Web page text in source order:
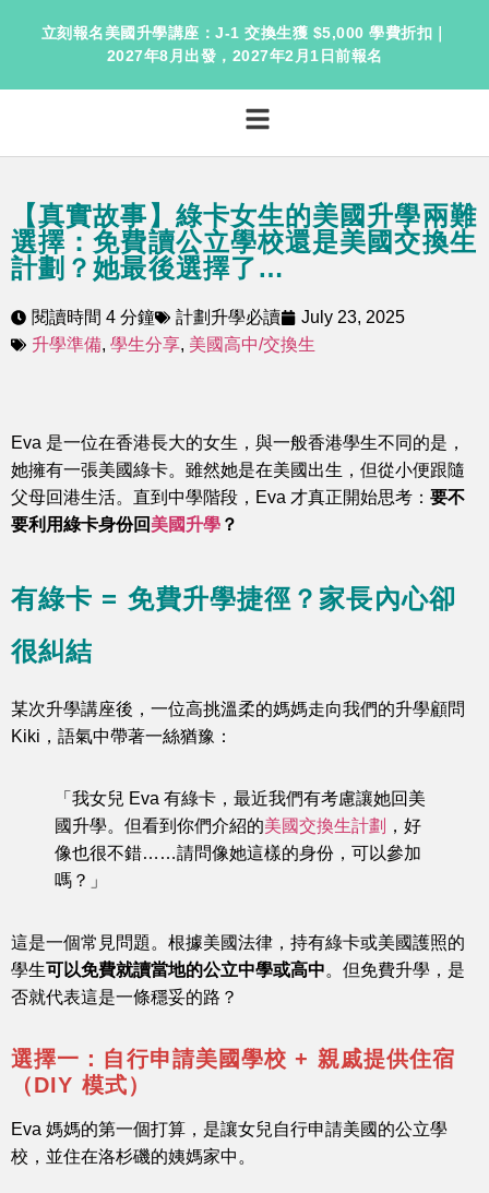
立刻報名美國升學講座：J-1 交換生獲 $5,000 學費折扣｜
2027年8月出發，2027年2月1日前報名
【真實故事】綠卡女生的美國升學兩難
選擇：免費讀公立學校還是美國交換生
計劃？她最後選擇了…
閱讀時間 4 分鐘 計劃升學必讀
July 23, 2025
升學準備, 學生分享, 美國高中/交換生
Eva 是一位在香港長大的女生，與一般香港學生不同的是，
她擁有一張美國綠卡。雖然她是在美國出生，但從小便跟隨
父母回港生活。直到中學階段，Eva 才真正開始思考： 要不
要利用綠卡身份回 美國升學 ？
有綠卡 = 免費升學捷徑？家長內心卻
很糾結
某次升學講座後，一位高挑溫柔的媽媽走向我們的升學顧問
Kiki，語氣中帶著一絲猶豫：
「我女兒 Eva 有綠卡，最近我們有考慮讓她回美
國升學。但看到你們介紹的美國交換生計劃
，好
像也很不錯……請問像她這樣的身份，可以參加
嗎？」
這是一個常見問題。根據美國法律，持有綠卡或美國護照的
學生可以免費就讀當地的公立中學或高中。但免費升學，是
否就代表這是一條穩妥的路？
選擇一：自行申請美國學校 + 親戚提供住宿
（DIY 模式）
Eva 媽媽的第一個打算，是讓女兒自行申請美國的公立學
校，並住在洛杉磯的姨媽家中。